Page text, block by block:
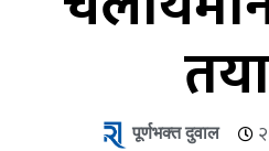
पूर्णभक्त दुवाल